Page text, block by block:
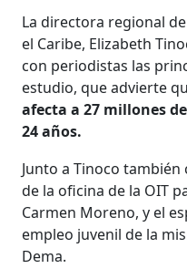
La directora regional
el Caribe, Elizabeth
con periodistas las
estudio, que advierte
afecta a 27 millones
24 años.
Junto a Tinoco
de la oficina de la OIT
Carmen Moreno, y el
empleo juvenil de la
Dema.